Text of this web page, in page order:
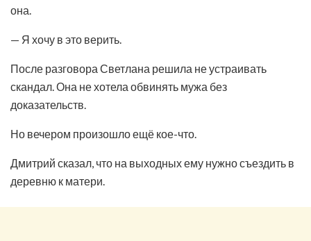
она.
— Я хочу в это верить.
После разговора Светлана решила не устраивать
скандал. Она не хотела обвинять мужа без
доказательств.
Но вечером произошло ещё кое-что.
Дмитрий сказал, что на выходных ему нужно съездить в
деревню к матери.